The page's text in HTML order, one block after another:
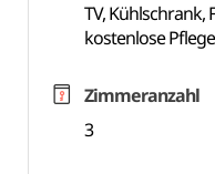
TV, Kühlschrank,
kostenlose
Zimmeranzahl
3